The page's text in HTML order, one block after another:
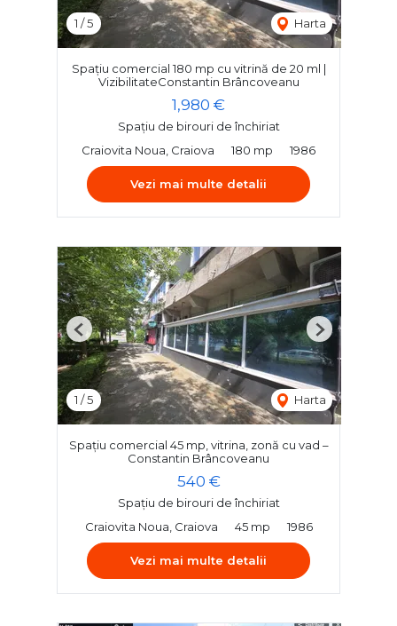
1 /5 Harta
Spațiu comercial 180 mp cu vitrină de 20 ml |
VizibilitateConstantin Brâncoveanu
1,980 €
Spațiu de birouri de închiriat
Craiovita Noua, Craiova
180 mp 1986
Vezi mai multe detalii
1 /5 Harta
Previous Next
Spațiu comercial 45 mp, vitrina, zonă cu vad –
Constantin Brâncoveanu
540 €
Spațiu de birouri de închiriat
Craiovita Noua, Craiova
45 mp 1986
Vezi mai multe detalii